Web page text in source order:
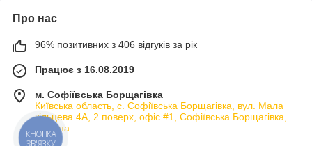
Про нас
96% позитивних з 406 відгуків за рік
Працює з 16.08.2019
м. Софіївська Борщагівка
Київська область, с. Софіївська Борщагівка, вул. Мала
кільцева 4А, 2 поверх, офіс #1, Софіївська Борщагівка,
Україна
КНОПКА
ЗВ'ЯЗКУ